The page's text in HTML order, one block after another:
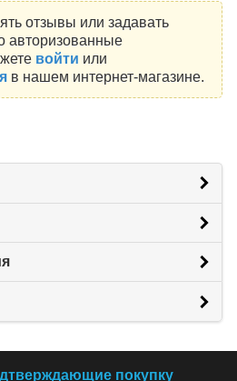
отзывы или задавать
авторизованные
войти или
в нашем интернет-магазине.
покупку